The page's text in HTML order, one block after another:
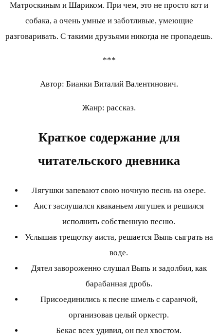
Матроскиным и Шариком. При чем, это не просто кот и
собака, а очень умные и заботливые, умеющие
разговаривать. С такими друзьями никогда не пропадешь.
***
Автор: Бианки Виталий Валентинович.
Жанр: рассказ.
Краткое содержание для
читательского дневника
Лягушки запевают свою ночную песнь на озере.
Аист заслушался кваканьем лягушек и решился
исполнить собственную песню.
Услышав трещотку аиста, решается Выпь сыграть на
воде.
Дятел завороженно слушал Выпь и задолбил, как
барабанная дробь.
Присоединились к песне шмель с саранчой,
организовав целый оркестр.
Бекас всех удивил, он пел хвостом.